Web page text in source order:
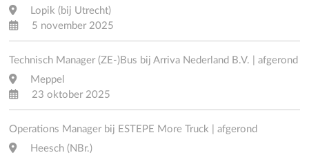
Lopik (bij Utrecht)
5 november 2025
Technisch Manager (ZE-)Bus bij Arriva Nederland B.V. | afgerond
Meppel
23 oktober 2025
Operations Manager bij ESTEPE More Truck | afgerond
Heesch (NBr.)